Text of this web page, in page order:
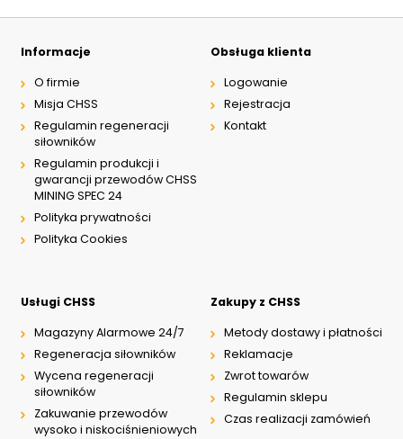
P11
Y11
L21
Z51
Y71
X11
Informacje
O firmie
Misja CHSS
Regulamin regeneracji
siłowników
Regulamin produkcji i
gwarancji przewodów CHSS
MINING SPEC 24
Polityka prywatności
Polityka Cookies
Obsługa klienta
Logowanie
Rejestracja
Kontakt
Usługi CHSS
Magazyny Alarmowe 24/7
Regeneracja siłowników
Wycena regeneracji
siłowników
Zakuwanie przewodów
wysoko i niskociśnieniowych
Zakupy z CHSS
Metody dostawy i płatności
Reklamacje
Zwrot towarów
Regulamin sklepu
Czas realizacji zamówień